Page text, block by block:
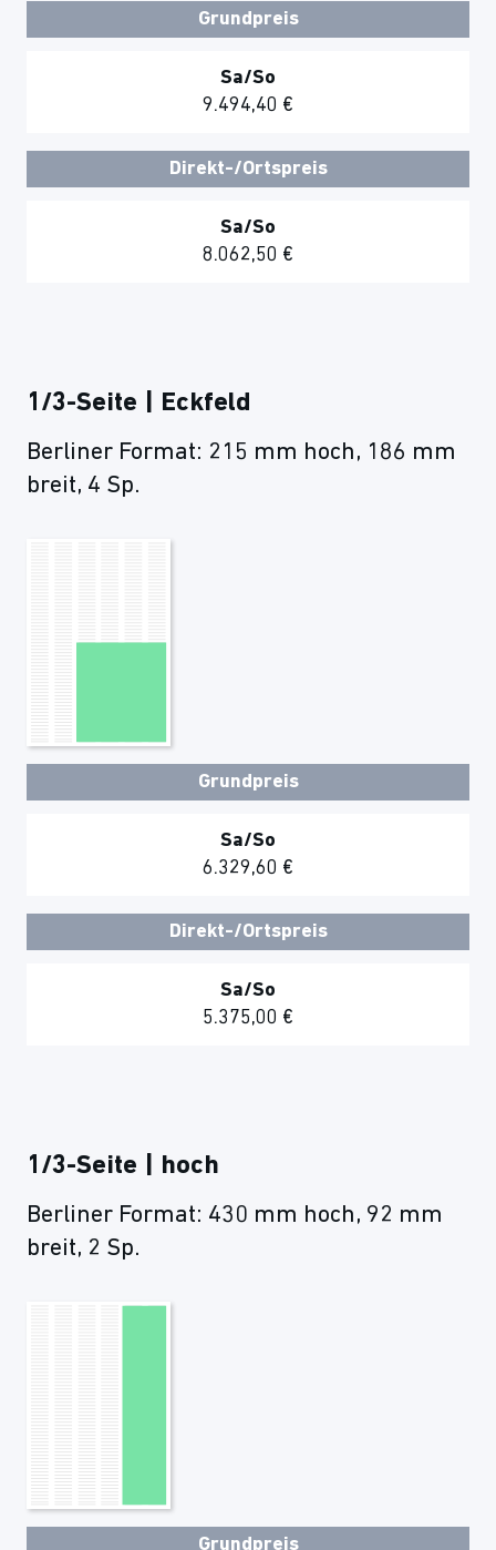
Grundpreis
Sa/So
9.494,40 €
Direkt-/Ortspreis
Sa/So
8.062,50 €
1/3-Seite | Eckfeld
Berliner Format: 215 mm hoch, 186 mm
breit, 4 Sp.
Grundpreis
Sa/So
6.329,60 €
Direkt-/Ortspreis
Sa/So
5.375,00 €
1/3-Seite | hoch
Berliner Format: 430 mm hoch, 92 mm
breit, 2 Sp.
Grundpreis